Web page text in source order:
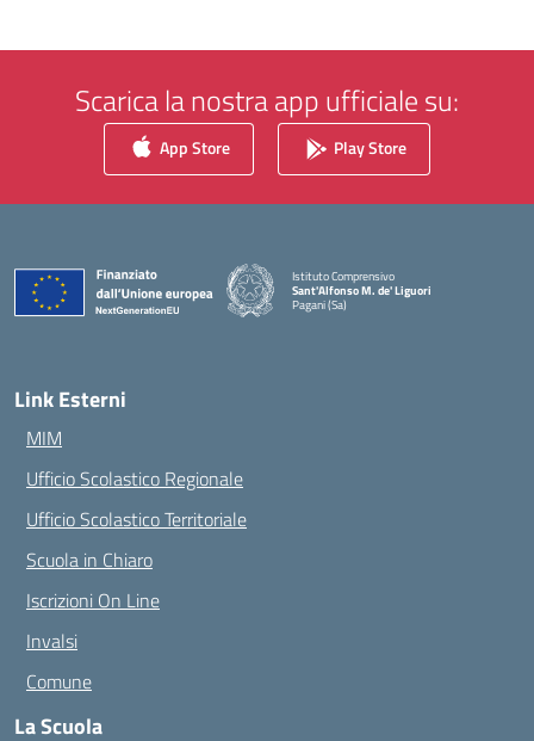
Scarica la nostra app ufficiale su:
App Store Play Store
Istituto Comprensivo
Sant'Alfonso M. de' Liguori
Pagani (Sa)
— Visita la pagina iniziale della scuola
Link Esterni
MIM
Ufficio Scolastico Regionale
Ufficio Scolastico Territoriale
Scuola in Chiaro
Iscrizioni On Line
Invalsi
Comune
La Scuola